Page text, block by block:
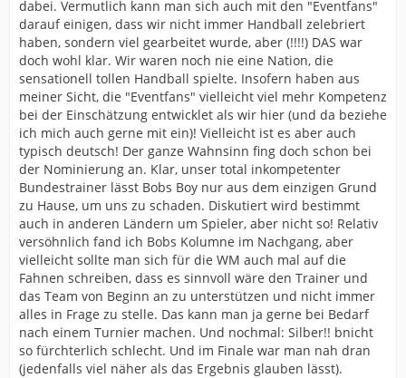
dabei. Vermutlich kann man sich auch mit den "Eventfans"
darauf einigen, dass wir nicht immer Handball zelebriert
haben, sondern viel gearbeitet wurde, aber (!!!!) DAS war
doch wohl klar. Wir waren noch nie eine Nation, die
sensationell tollen Handball spielte. Insofern haben aus
meiner Sicht, die "Eventfans" vielleicht viel mehr Kompetenz
bei der Einschätzung entwicklet als wir hier (und da beziehe
ich mich auch gerne mit ein)! Vielleicht ist es aber auch
typisch deutsch! Der ganze Wahnsinn fing doch schon bei
der Nominierung an. Klar, unser total inkompetenter
Bundestrainer lässt Bobs Boy nur aus dem einzigen Grund
zu Hause, um uns zu schaden. Diskutiert wird bestimmt
auch in anderen Ländern um Spieler, aber nicht so! Relativ
versöhnlich fand ich Bobs Kolumne im Nachgang, aber
vielleicht sollte man sich für die WM auch mal auf die
Fahnen schreiben, dass es sinnvoll wäre den Trainer und
das Team von Beginn an zu unterstützen und nicht immer
alles in Frage zu stelle. Das kann man ja gerne bei Bedarf
nach einem Turnier machen. Und nochmal: Silber!! bnicht
so fürchterlich schlecht. Und im Finale war man nah dran
(jedenfalls viel näher als das Ergebnis glauben lässt).